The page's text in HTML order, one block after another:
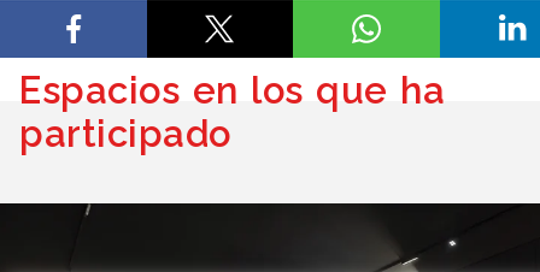
Espacios en los que ha
participado